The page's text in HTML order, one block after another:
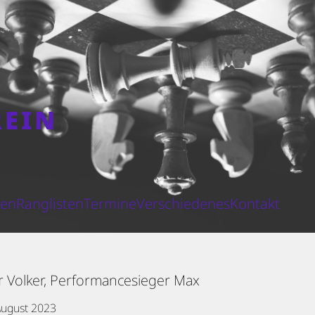
RanglistenTermineVerschiedenesKontakt
Volker, Performancesieger Max
2023